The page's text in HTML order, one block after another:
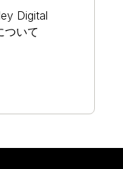
Digital
ついて